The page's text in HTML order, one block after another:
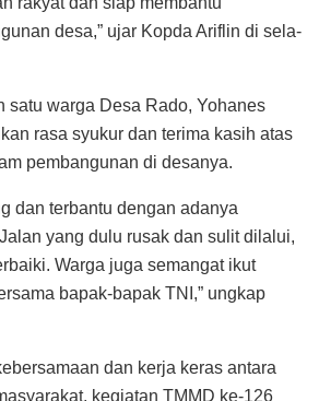
desa,” ujar Kopda Ariflin di sela-
satu warga Desa Rado, Yohanes
rasa syukur dan terima kasih atas
pembangunan di desanya.
dan terbantu dengan adanya
yang dulu rusak dan sulit dilalui,
Warga juga semangat ikut
bapak-bapak TNI,” ungkap
dan kerja keras antara
kegiatan TMMD ke-126